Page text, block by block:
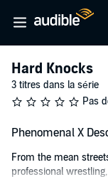
Hard Knocks
3 titres dans la série
Pas
Phenomenal X
From the mean
professional